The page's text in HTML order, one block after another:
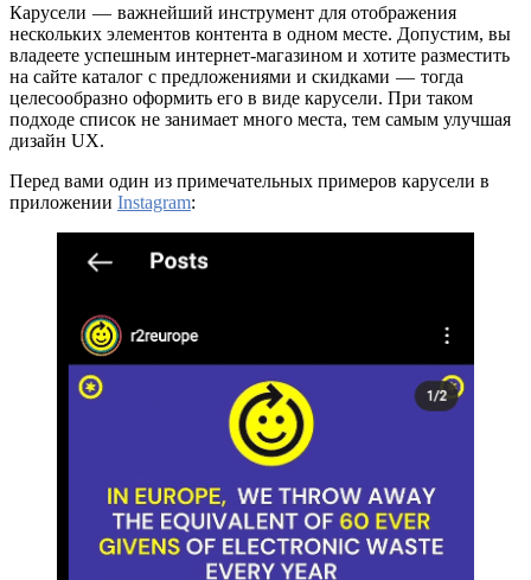
Карусели — важнейший инструмент для отображения
нескольких элементов контента в одном месте. Допустим, вы
владеете успешным интернет-магазином и хотите разместить
на сайте каталог с предложениями и скидками — тогда
целесообразно оформить его в виде карусели. При таком
подходе список не занимает много места, тем самым улучшая
дизайн UX.
Перед вами один из примечательных примеров карусели в
приложении Instagram: